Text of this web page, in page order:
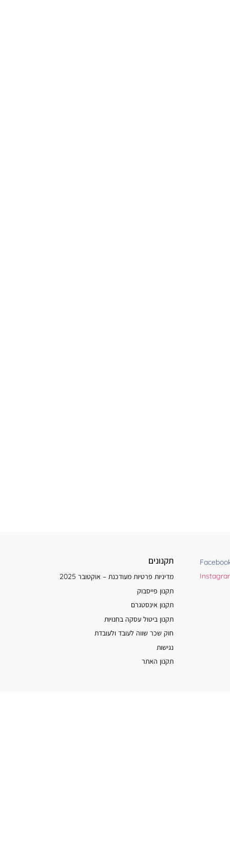
תקנונים
מדיניות פרטיות מעודכנת – אוקטובר 2025
תקנון פייסבוק
תקנון אינסטגרם
תקנון ביטול עסקה בחנויות
חוק שכר שווה לעובד ולעובדת
נגישות
תקנון האתר